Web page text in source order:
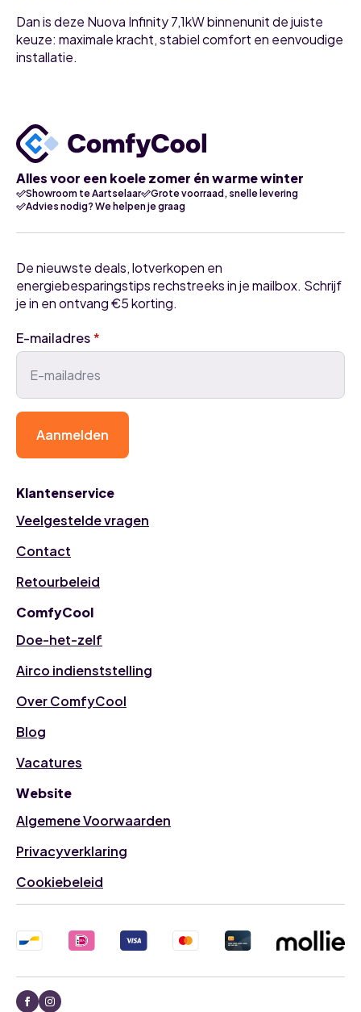
Dan is deze Nuova Infinity 7,1kW binnenunit de juiste
keuze: maximale kracht, stabiel comfort en eenvoudige
installatie.
Alles voor een koele zomer én warme winter
Showroom te Aartselaar
Grote voorraad, snelle levering
Advies nodig? We helpen je graag
Klantenservice
Veelgestelde vragen
Contact
Retourbeleid
ComfyCool
Doe-het-zelf
Airco indienststelling
Over ComfyCool
Blog
Vacatures
Website
Algemene Voorwaarden
Privacyverklaring
Cookiebeleid
De nieuwste deals, lotverkopen en
energiebesparingstips rechstreeks in je mailbox. Schrijf
je in en ontvang €5 korting.
E-mailadres*
Aanmelden